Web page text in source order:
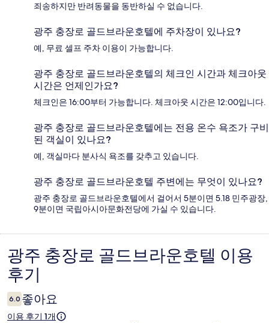
죄송하지만 반려동물을 동반하실 수 없습니다.
광주 충장로 골드브라운호텔에 주차장이 있나요?
예, 무료 셀프 주차 이용이 가능합니다.
광주 충장로 골드브라운호텔의 체크인 시간과 체크아웃
시간은 언제인가요?
체크인은 16:00부터 가능합니다. 체크아웃 시간은 12:00입니다.
광주 충장로 골드브라운호텔에는 전용 온수 욕조가 구비
된 객실이 있나요?
예, 객실마다 분사식 욕조를 갖추고 있습니다.
광주 충장로 골드브라운호텔 주변에는 무엇이 있나요?
광주 충장로 골드브라운호텔에서 걸어서 5분이면 5.18 민주광장,
9분이면 국립아시아문화전당에 가실 수 있습니다.
이
용
후
기
광주 충장로 골드브라운호텔 이용
후기
6.0 좋아요
이용 후기 1개